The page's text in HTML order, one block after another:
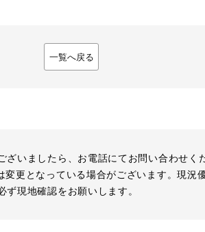
一覧へ戻る
いましたら、お電話にてお問い合わせく
更となっている場合がございます。現況
現地確認をお願いします。